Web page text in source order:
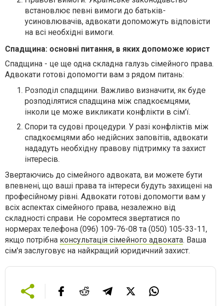
встановлює певні вимоги до батьків-
усиновлювачів, адвокати допоможуть відповісти
на всі необхідні вимоги.
Спадщина: основні питання, в яких допоможе юрист
Спадщина - це ще одна складна галузь сімейного права.
Адвокати готові допомогти вам з рядом питань:
Розподіл спадщини. Важливо визначити, як буде
розподілятися спадщина між спадкоємцями,
інколи це може викликати конфлікти в сім'ї.
Спори та судові процедури. У разі конфліктів між
спадкоємцями або недійсних заповітів, адвокати
нададуть необхідну правову підтримку та захист
інтересів.
Звертаючись до сімейного адвоката, ви можете бути
впевнені, що ваші права та інтереси будуть захищені на
професійному рівні. Адвокати готові допомогти вам у
всіх аспектах сімейного права, незалежно від
складності справи. Не соромтеся звертатися по
нормерах телефона (096) 109-76-08 та (050) 105-33-11,
якщо потрібна консультація сімейного адвоката. Ваша
сім'я заслуговує на найкращий юридичний захист.